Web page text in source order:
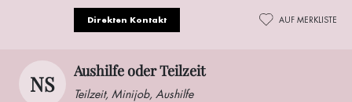
Direkten Kontakt AUF MERKLISTE
NS
Aushilfe oder Teilzeit
Teilzeit, Minijob, Aushilfe